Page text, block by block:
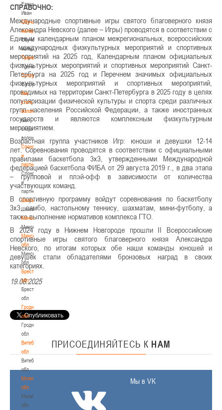
Едешко
Иван
Обучающие
материалы
Обучающие
материалы
Тренерам
Тренерам
Сотрудничество
Сотрудничество
Как
стать
волонтером
Как
стать
волонтером
Спонсоры
и
партнеры
Спонсоры
и
партнеры
Школы
Школы
Минск
Минск
Минская
обл
Минская
обл
Брестская
обл
Брестская
обл
Гродненская
обл
Гродненская
обл
Витебская
обл
Витебская
обл
Могилевская
обл
Могилевская
обл
СПРАВОЧНО:
Международные спортивные игры святого благоверного князя
Александра Невского (далее – Игры) проводятся в соответствии с
Единым календарным планом межрегиональных, всероссийских
и международных физкультурных мероприятий и спортивных
мероприятий на 2025 год, Календарным планом официальных
физкультурных мероприятий и спортивных мероприятий Санкт-
Петербурга на 2025 год и Перечнем значимых официальных
физкультурных мероприятий и спортивных мероприятий,
проводимых на территории Санкт-Петербурга в 2025 году в целях
популяризации физической культуры и спорта среди различных
групп населения Российской Федерации, а также иностранных
государств и являются комплексным физкультурным
мероприятием.
Возрастная группа участников Игр: юноши и девушки 12-14
лет. Соревнования проводятся в соответствии с официальными
правилами баскетбола 3х3, утвержденными Международной
федерацией баскетбола ФИБА от 29 августа 2019 г., в два этапа
– групповой и плэй-офф в зависимости от количества
участвующих команд.
В спортивную программу войдут соревнования по баскетболу
3х3, самбо, настольному теннису, шахматам, мини-футболу, а
также выполнение нормативов комплекса ГТО.
В 2024 году в Нижнем Новгороде прошли II Всероссийские
спортивные игры святого благоверного князя Александра
Невского, по итогам которых обе наши команды юношей и
девушек стали обладателями бронзовых наград в своих
категориях.
19.08.2025
ПРИСОЕДИНЯЙТЕСЬ К НАМ
Мы в VK